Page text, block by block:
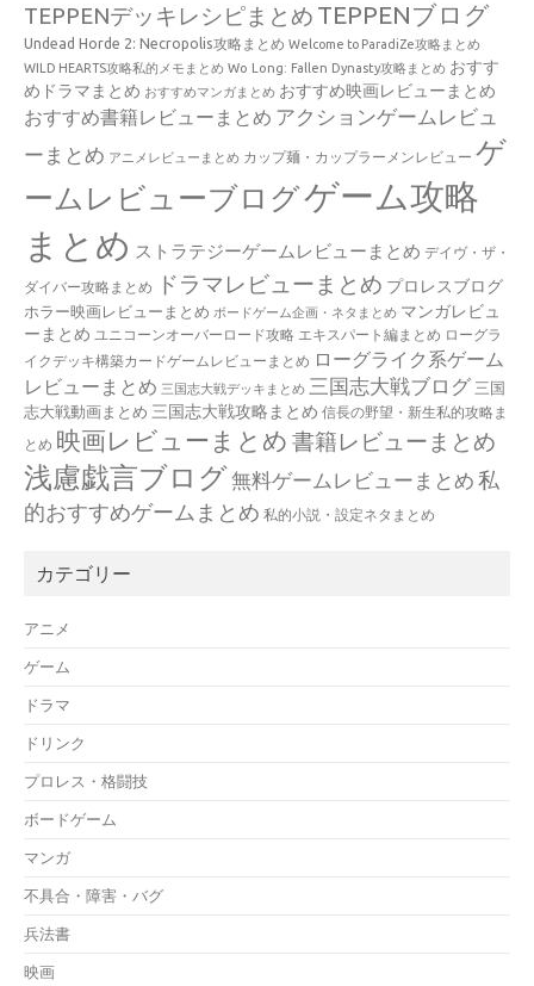
TEPPENデッキレシピまとめ TEPPENブログ
Undead Horde 2: Necropolis攻略まとめ Welcome to ParadiZe攻略まとめ
WILD HEARTS攻略私的メモまとめ Wo Long: Fallen Dynasty攻略まとめ おすす
めドラマまとめ おすすめマンガまとめ おすすめ映画レビューまとめ
おすすめ書籍レビューまとめ アクションゲームレビュ
ーまとめ アニメレビューまとめ カップ麺・カップラーメンレビュー ゲ
ームレビューブログゲーム攻略
まとめ ストラテジーゲームレビューまとめ デイヴ・ザ・
ダイバー攻略まとめ ドラマレビューまとめ プロレスブログ
ホラー映画レビューまとめ ボードゲーム企画・ネタまとめ マンガレビュ
ーまとめ ユニコーンオーバーロード攻略 エキスパート編まとめ ローグラ
イクデッキ構築カードゲームレビューまとめ ローグライク系ゲーム
レビューまとめ 三国志大戦デッキまとめ 三国志大戦ブログ 三国
志大戦動画まとめ 三国志大戦攻略まとめ 信長の野望・新生私的攻略ま
とめ 映画レビューまとめ 書籍レビューまとめ
浅慮戯言ブログ無料ゲームレビューまとめ 私
的おすすめゲームまとめ 私的小説・設定ネタまとめ
カテゴリー
アニメ
ゲーム
ドラマ
ドリンク
プロレス・格闘技
ボードゲーム
マンガ
不具合・障害・バグ
兵法書
映画